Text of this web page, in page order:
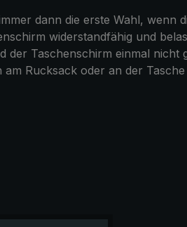
dann die erste Wahl, wenn
widerstandfähig und
der Taschenschirm einmal nicht
Rucksack oder an der